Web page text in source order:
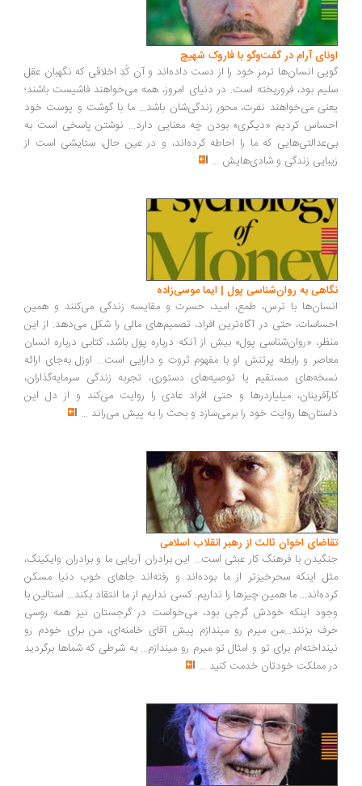
آرام در گفت‌وگو با فاروک شهیچ‭
انسان‌ها ترمزِ خود را از دست داده‌اند و آن کُدِ اخلاقی که نگهبان عقل
بود، فروریخته است. در دنیای امروز، همه می‌خواهند فاشیست باشند؛
می‌خواهند نفرت، محورِ زندگی‌شان باشد... ما با گوشت و پوست خود
کردیم «دیگری» بودن چه معنایی دارد... نوشتن پاسخی است به
که ما را احاطه کرده‌اند، و در عین حال، ستایشی است از
زندگی و شادی‌هایش...
به روان‌شناسی پول | ایما موسی‌زاده
با ترس، طمع، امید، حسرت و مقایسه زندگی می‌کنند و همین
حتی در آگاه‌ترین افراد، تصمیم‌های مالی را شکل می‌دهد. از این
«روان‌شناسی پول» بیش از آنکه درباره پول باشد، کتابی درباره انسان
و رابطه پرتنش او با مفهوم ثروت و دارایی است... اوزل به‌جای ارائه
مستقیم یا توصیه‌های دستوری، تجربه زندگی سرمایه‌گذاران،
میلیاردرها و حتی افراد عادی را روایت می‌کند و از دل این
روایت خود را برمی‌سازد و بحث را به پیش می‌راند...
اخوان ثالث از رهبر انقلاب اسلامی
با فرهنگ کار عبثی است... این برادران آریایی ما و برادران وایکینگ،
اینکه سحرخیزتر از ما بوده‌اند و رفته‌اند جاهای خوب دنیا مسکن
ما همین چیزها را نداریم. کسی نداریم از ما انتقاد بکند... استالین با
اینکه خودش گرجی بود، می‌خواست در گرجستان نیز همه روسی
بزنند...من میرم رو میندازم پیش آقای خامنه‌ای، من برای خودم رو
برای تو و امثال تو میرم رو میندازم... به شرطی که شماها برگردید
مملکت خودتان خدمت کنید...